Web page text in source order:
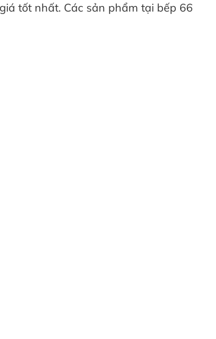
tốt nhất. Các sản phẩm tại bếp 66